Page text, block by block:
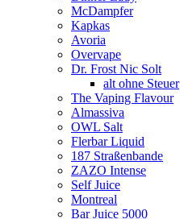
McDampfer
Kapkas
Avoria
Overvape
Dr. Frost Nic Solt
alt ohne Steuer
The Vaping Flavour
Almassiva
OWL Salt
Flerbar Liquid
187 Straßenbande
ZAZO Intense
Self Juice
Montreal
Bar Juice 5000